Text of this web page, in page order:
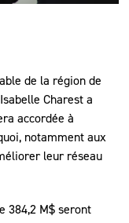
de la région de
Charest a
accordée à
notamment aux
leur réseau
384,2 M$ seront